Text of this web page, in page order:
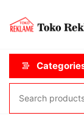
content